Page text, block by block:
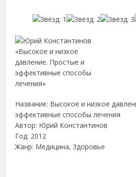
Название: Высокое и низкое
эффективные способы лечения
Автор: Юрий Константинов
Год: 2012
Жанр: Медицина, Здоровье